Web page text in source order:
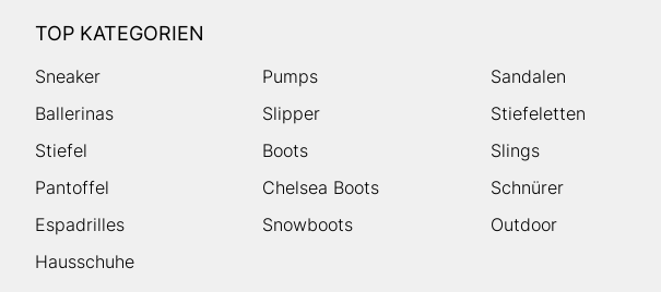
TOP KATEGORIEN
Sneaker Pumps
Sandalen
Ballerinas
Slipper
Stiefeletten
Stiefel
Boots
Slings
Pantoffel
Chelsea Boots
Schnürer
Espadrilles
Snowboots
Outdoor
Hausschuhe